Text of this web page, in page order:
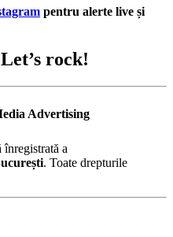
pentru alerte live și
rock!
Advertising
înregistrată a
. Toate drepturile